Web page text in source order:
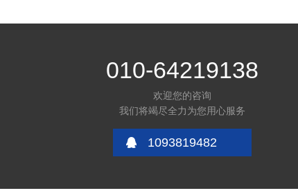
010-64219138
欢迎您的咨询
我们将竭尽全力为您用心服务
1093819482